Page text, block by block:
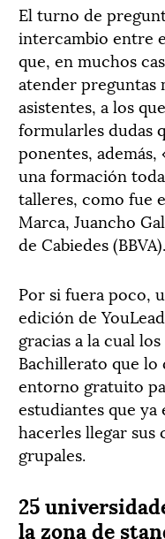
El turno de
intercambio entre
que, en muchos
atender preguntas
asistentes, a los
formularles dudas
ponentes,
una formación
talleres, como fue
Marca, Juancho
de Cabiedes (BBVA).
Por si fuera poco,
edición de
gracias a la cual
Bachillerato que lo
entorno gratuito
estudiantes que ya
hacerles llegar sus
grupales.
25
la zona de